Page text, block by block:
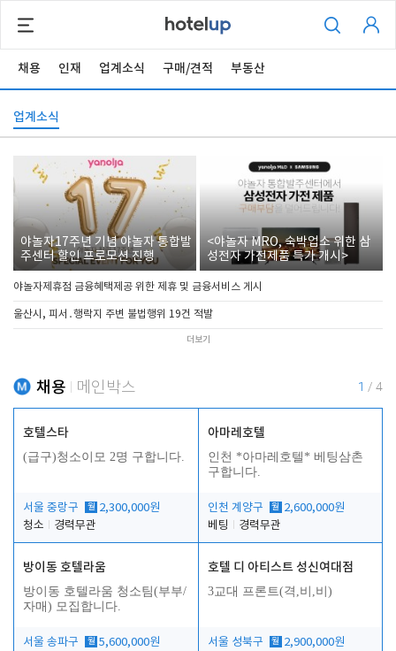
채용 인재 업계소식 구매/견적 부동산
업계소식
야놀자17주년 기념 야놀자 통합발
주센터 할인 프로모션 진행
<야놀자 MRO, 숙박업소 위한 삼
성전자 가전제품 특가 개시>
야놀자제휴점 금융혜택제공 위한 제휴 및 금융서비스 게시
울산시, 피서․행락지 주변 불법행위 19건 적발
더보기
채용 메인박스 1 / 4
호텔스타
(급구)청소이모 2명 구합니다.
서울 중랑구 월 2,300,000원
청소
경력무관
아마레호텔
인천 *아마레호텔* 베팅삼촌
구합니다.
인천 계양구 월 2,600,000원
베팅
경력무관
방이동 호텔라움
방이동 호텔라움 청소팀(부부/
자매) 모집합니다.
서울 송파구 월 5,600,000원
호텔 디 아티스트 성신여대점
3교대 프론트(격,비,비)
서울 성북구 월 2,900,000원